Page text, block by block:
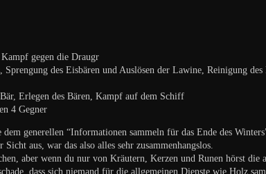
gegen die Draugr
des Eisbären und Auslösen der Lawine, Reinigung
Erlegen des Bären, Kampf auf dem Schiff
4 Gegner
generellen “Informationen sammeln für das Ende des
aus, war das also alles sehr zusammenhangslos.
aber wenn du nur von Kräutern, Kerzen und Runen hörst die
dass sich niemand für die allgemeinen Dienste wie Holz